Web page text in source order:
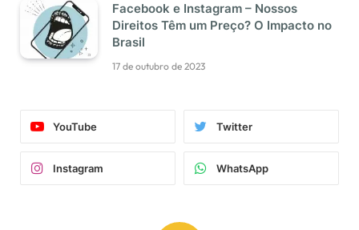
Facebook e Instagram – Nossos
Direitos Têm um Preço? O Impacto no
Brasil
17 de outubro de 2023
YouTube Twitter
Instagram WhatsApp